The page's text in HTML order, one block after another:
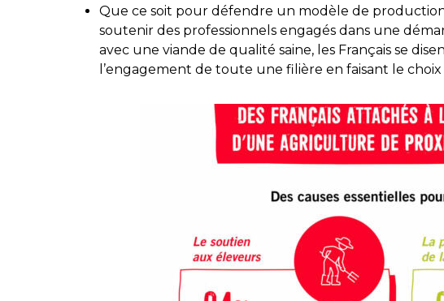
Que ce soit pour défendre un modèle de
soutenir des professionnels engagés dans une
avec une viande de qualité saine, les Français se
l’engagement de toute une filière en faisant le choix